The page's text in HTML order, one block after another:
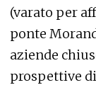
(varato per
ponte
aziende
prospettive